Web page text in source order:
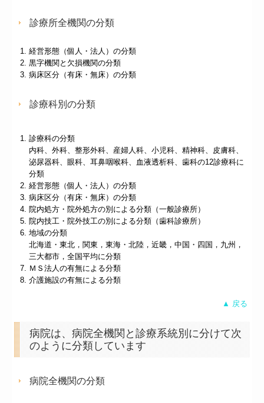
診療所全機関の分類
経営形態（個人・法人）の分類
黒字機関と欠損機関の分類
病床区分（有床・無床）の分類
診療科別の分類
診療科の分類
内科、外科、整形外科、産婦人科、小児科、精神科、皮膚科、
泌尿器科、眼科、耳鼻咽喉科、血液透析科、歯科の12診療科に
分類
経営形態（個人・法人）の分類
病床区分（有床・無床）の分類
院内処方・院外処方の別による分類（一般診療所）
院内技工・院外技工の別による分類（歯科診療所）
地域の分類
北海道・東北，関東，東海・北陸，近畿，中国・四国，九州，
三大都市，全国平均に分類
ＭＳ法人の有無による分類
介護施設の有無による分類
▲ 戻る
病院は、病院全機関と診療系統別に分けて次
のように分類しています
病院全機関の分類